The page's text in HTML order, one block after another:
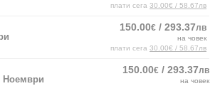
плати сега 30.00€ / 58.67лв
150.00€ / 293.37лв
на човек
плати сега 30.00€ / 58.67лв
Ноември
150.00€ / 293.37лв
на човек